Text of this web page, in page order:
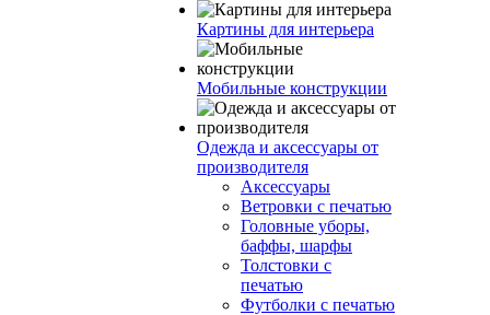
Картины для интерьера
Мобильные конструкции
Одежда и аксессуары от
производителя
Аксессуары
Ветровки с печатью
Головные уборы,
баффы, шарфы
Толстовки с
печатью
Футболки с печатью